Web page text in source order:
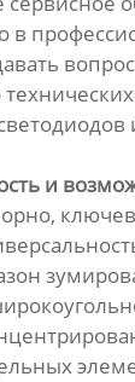
в
и